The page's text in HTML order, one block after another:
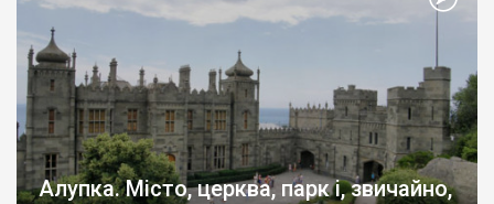
Алупка. Місто, церква, парк і, звичайно,